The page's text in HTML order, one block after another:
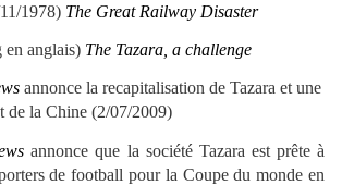
1978) The Great Railway Disaster
anglais) The Tazara, a challenge
annonce la recapitalisation de Tazara et une
de la Chine (2/07/2009)
annonce que la société Tazara est prête à
de football pour la Coupe du monde en